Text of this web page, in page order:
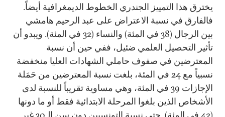
يخترق هذا التمييز الجندري الخطوط الديمغرافية أيضاً.
فالفارق في نسبة الاعتراض على عبد الرحيم هامشي
بين الرجال (38 في المئة) والنساء (32 في المئة). ويبدو أن
تأثير التحصيل العلمي ضئيل، ففي حين أن نسبة
المعترضين في صفوف حاملي الشهادات العليا منخفضة
نسبياً مع 24 في المئة، بلغت نسبة المعترضين من حَمَلة
الإجازات 39 في المئة، وهي مساوية تقريباً للنسبة لدى
الأشخاص الذين بلغوا المرحلة الابتدائية فقط أو ما دونها
(42 في المئة). حتى نسبة التونسيين دون سن الـ30 غير